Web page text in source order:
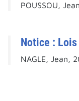
POUSSOU,
Notice :
NAGLE, Jean,